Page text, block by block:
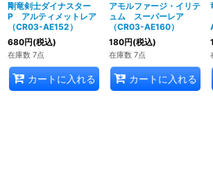
剛竜剣士ダイナスター
P アルティメットレア
（CR03-AE152）
680円(税込)
在庫数 7点
カートに入れる
アモルファージ・イリテ
ュム スーパーレア
（CR03-AE160）
180円(税込)
在庫数 7点
カートに入れる